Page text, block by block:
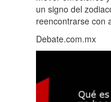
un signo del
reencontrarse con
Debate.com.mx